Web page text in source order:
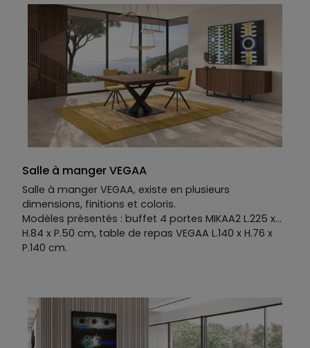
Salle à manger VEGAA
Salle à manger VEGAA, existe en plusieurs
dimensions, finitions et coloris.
Modèles présentés : buffet 4 portes MIKAA2 L.225 x
H.84 x P.50 cm, table de repas VEGAA L.140 x H.76 x
P.140 cm.